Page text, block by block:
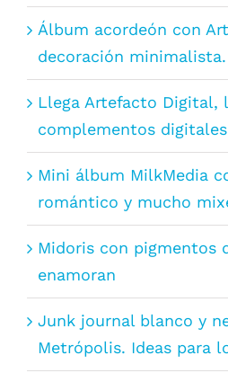
Álbum acordeón con
decoración minimalista.
Llega Artefacto Digital,
complementos
Mini álbum MilkMedia
romántico y mucho
Midoris con pigmentos
enamoran
Junk journal blanco y
Metrópolis. Ideas para